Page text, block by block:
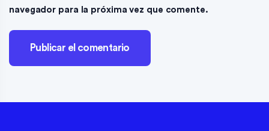
navegador para la próxima vez que comente.